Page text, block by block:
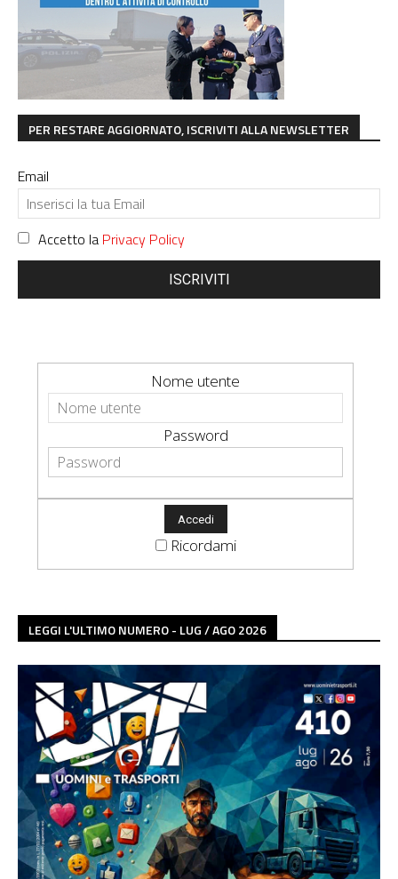
PER RESTARE AGGIORNATO, ISCRIVITI ALLA NEWSLETTER
Email
Accetto la Privacy Policy
ISCRIVITI
Nome utente
Password
Ricordami
LEGGI L'ULTIMO NUMERO - LUG / AGO 2026